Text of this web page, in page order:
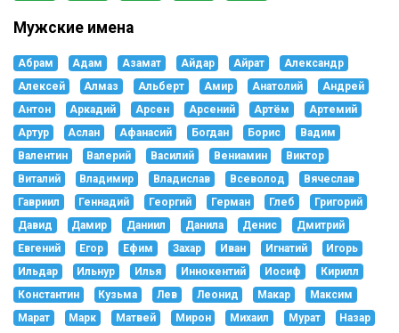
Мужские имена
Абрам Адам Азамат Айдар Айрат
Александр
Алексей
Алмаз Альберт Амир Анатолий
Андрей
Антон
Аркадий Арсен Арсений Артём
Артемий
Артур
Аслан Афанасий Богдан Борис
Вадим
Валентин
Валерий Василий Вениамин
Виктор
Виталий
Владимир Владислав Всеволод
Вячеслав
Гавриил
Геннадий Георгий Герман Глеб
Григорий
Давид
Дамир Даниил Данила Денис
Дмитрий
Евгений
Егор Ефим Захар Иван Игнатий
Игорь
Ильдар
Ильнур Илья Иннокентий Иосиф
Кирилл
Константин
Кузьма Лев Леонид Макар
Максим
Марат
Марк Матвей Мирон Михаил Мурат
Назар